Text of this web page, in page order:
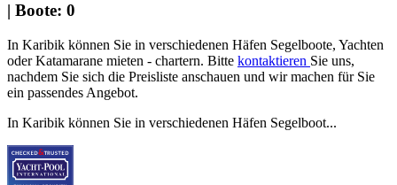
| Boote: 0
In Karibik können Sie in verschiedenen Häfen Segelboote, Yachten
oder Katamarane mieten - chartern. Bitte kontaktieren Sie uns,
nachdem Sie sich die Preisliste anschauen und wir machen für Sie
ein passendes Angebot.
In Karibik können Sie in verschiedenen Häfen Segelboot...